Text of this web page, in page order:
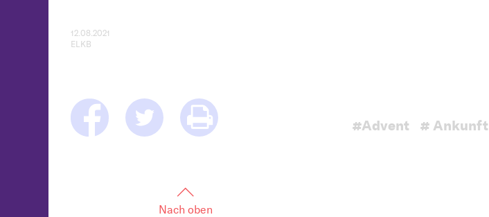
12.08.2021
ELKB
#Advent # Ankunft
Nach oben